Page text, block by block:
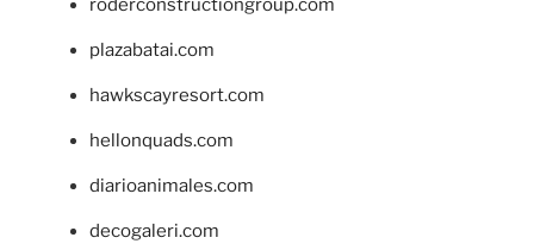
roderconstructiongroup.com
plazabatai.com
hawkscayresort.com
hellonquads.com
diarioanimales.com
decogaleri.com